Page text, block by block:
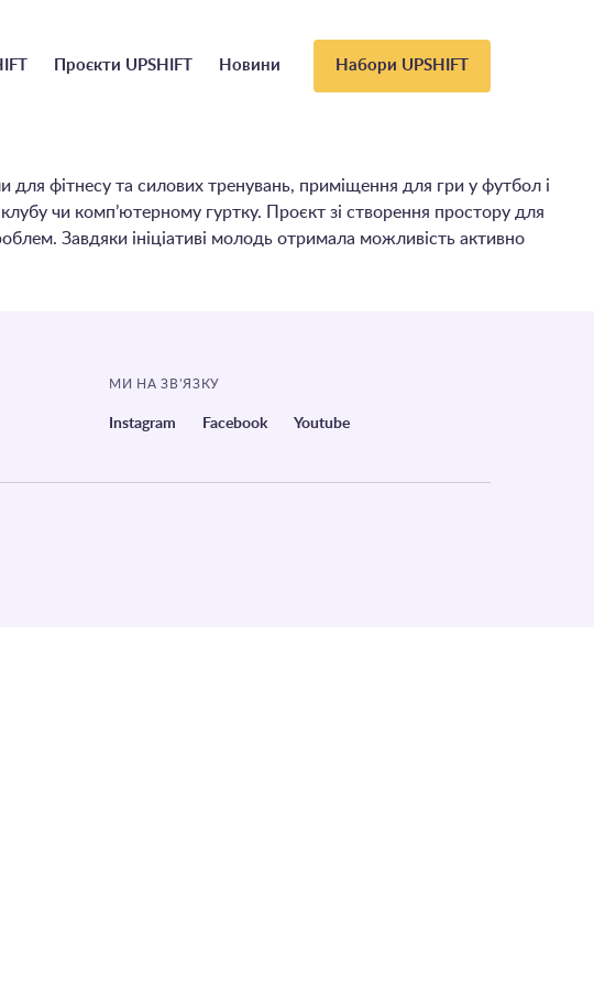
Проєкти UPSHIFT Новини Набори UPSHIFT
фітнесу та силових тренувань, приміщення для гри у футбол і
чи комп’ютерному гуртку. Проєкт зі створення простору для
Завдяки ініціативі молодь отримала можливість активно
МИ НА ЗВ’ЯЗКУ
Instagram Facebook Youtube